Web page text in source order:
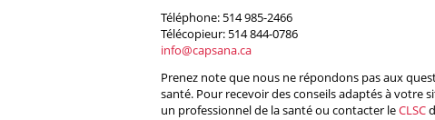
Téléphone: 514 985-2466
Télécopieur: 514 844-0786
info@capsana.ca
Prenez note que nous ne répondons pas aux
santé. Pour recevoir des conseils adaptés à votre
un professionnel de la santé ou contacter leCLSC